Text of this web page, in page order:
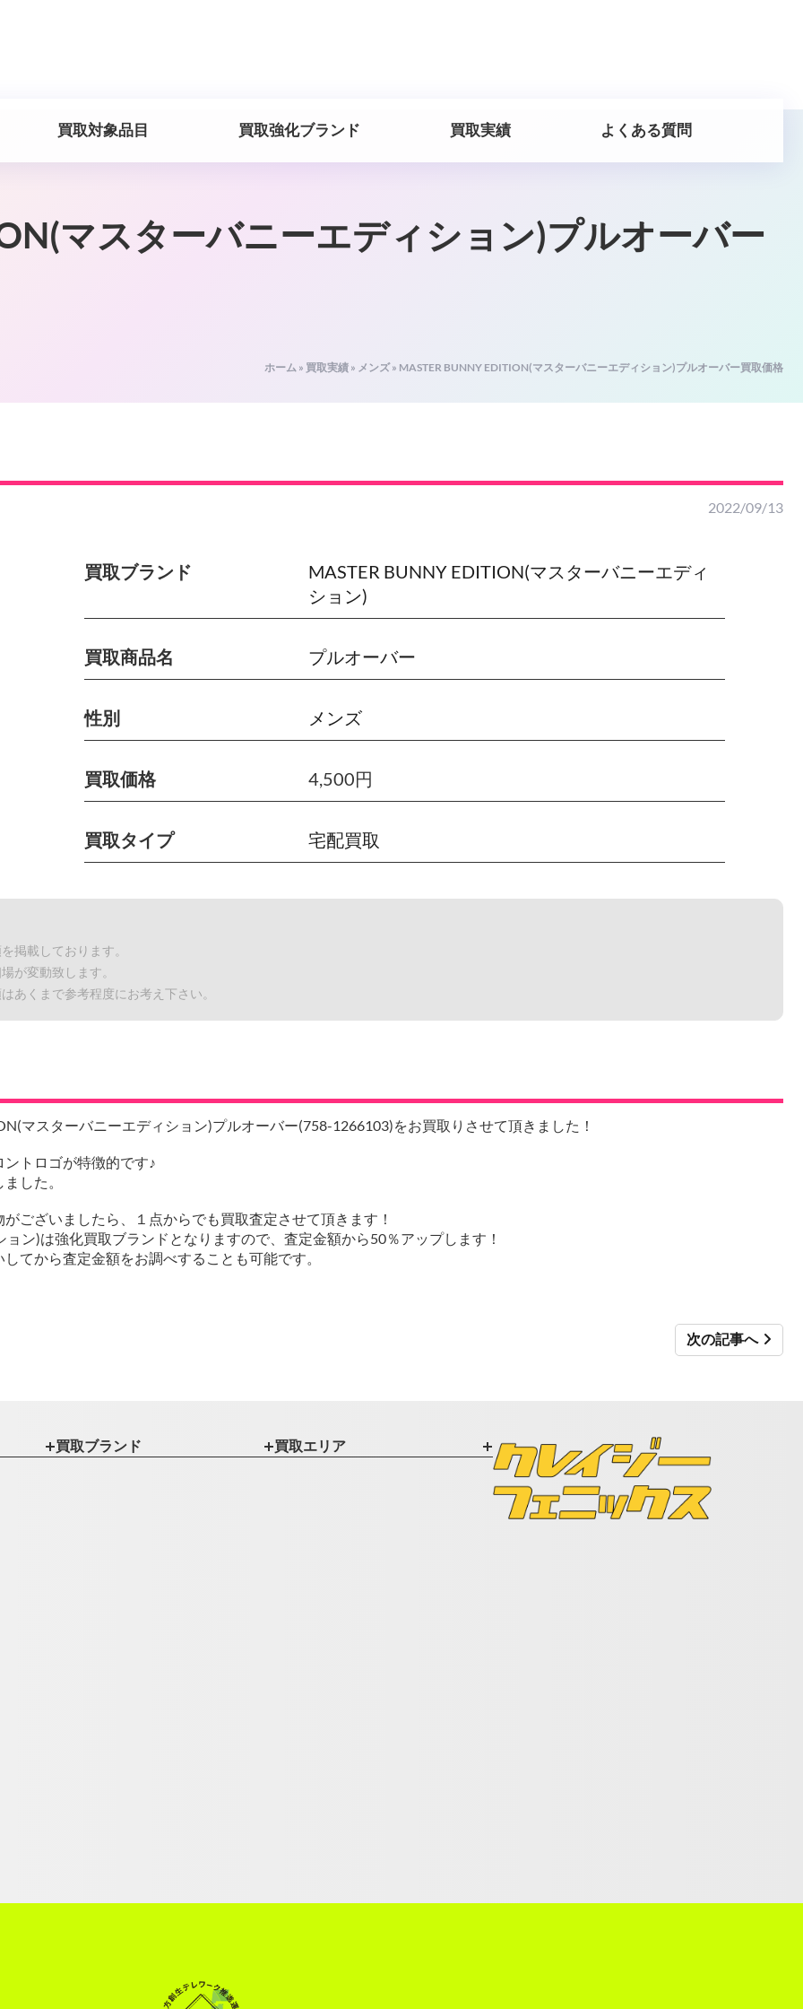
買取対象品目 買取強化ブランド 買取実績 よくある質問
マスターバニーエディション)プルオーバー
ホーム » 買取実績 » メンズ » MASTER BUNNY EDITION(マスターバニーエディション)プルオーバー買取価格
2022/09/13
買取ブランド
MASTER BUNNY EDITION(マスターバニーエディ
ション)
買取商品名 プルオーバー
性別 メンズ
買取価格 4,500円
買取タイプ 宅配買取
掲載しております。
が変動致します。
あくまで参考程度にお考え下さい。
マスターバニーエディション)プルオーバー(758-1266103)をお買取りさせて頂きました！
トロゴが特徴的です♪
した。
ございましたら、１点からでも買取査定させて頂きます！
ン)は強化買取ブランドとなりますので、査定金額から50％アップします！
てから査定金額をお調べすることも可能です。
次の記事へ
買取ブランド 買取エリア